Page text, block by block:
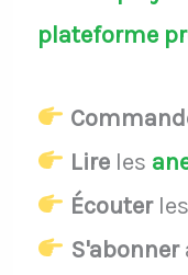
plateforme
Lireles
Écouterles
S'abonner